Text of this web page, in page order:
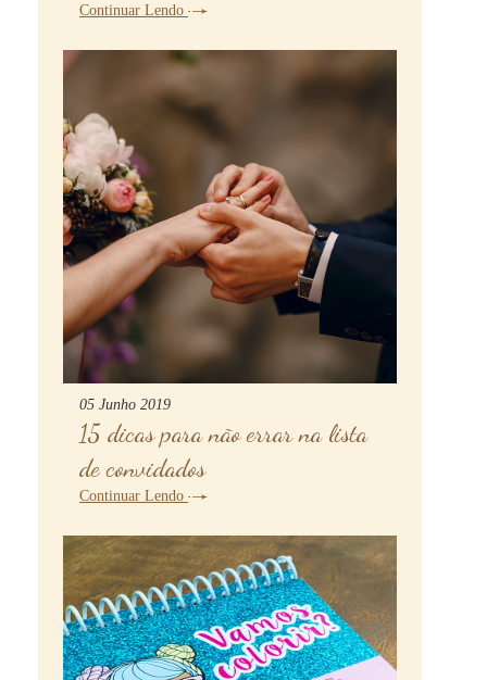
Continuar Lendo
05 Junho 2019
15 dicas para não errar na lista
de convidados
Continuar Lendo